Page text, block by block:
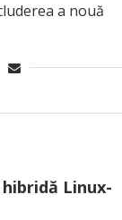
a nouă
Linux-